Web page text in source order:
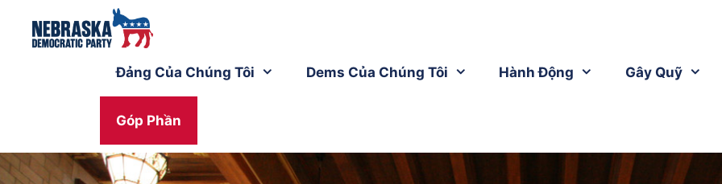
Đảng Của Chúng Tôi Dems Của Chúng Tôi Hành Động Gây Quỹ
Góp Phần